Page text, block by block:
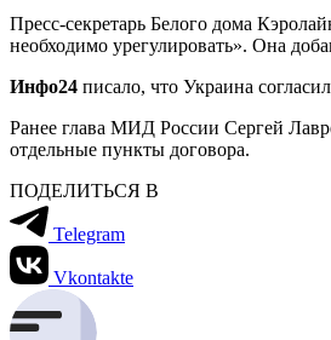
Пресс-секретарь Белого дома
необходимо урегулировать». Она
Инфо24 писало, что Украина
Ранее глава МИД России Сергей
отдельные пункты договора.
ПОДЕЛИТЬСЯ В
Telegram
Vkontakte